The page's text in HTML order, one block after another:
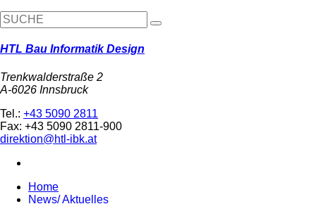
HTL Bau Informatik Design
Trenkwalderstraße 2
A-6026 Innsbruck
Tel.: +43 5090 2811
Fax: +43 5090 2811-900
direktion@htl-ibk.at
Home
News/ Aktuelles